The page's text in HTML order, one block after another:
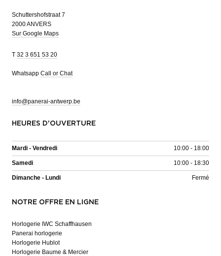
Schuttershofstraat 7
2000 ANVERS
Sur Google Maps
T 32 3 651 53 20
Whatsapp Call or Chat
info@panerai-antwerp.be
HEURES D'OUVERTURE
Mardi - Vendredi 10:00 - 18:00
Samedi 10:00 - 18:30
Dimanche - Lundi Fermé
NOTRE OFFRE EN LIGNE
Horlogerie IWC Schaffhausen
Panerai horlogerie
Horlogerie Hublot
Horlogerie Baume & Mercier